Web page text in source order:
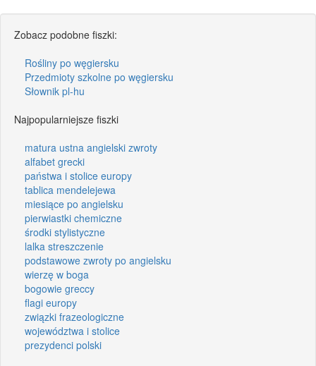
Zobacz podobne fiszki:
Rośliny po węgiersku
Przedmioty szkolne po węgiersku
Słownik pl-hu
Najpopularniejsze fiszki
matura ustna angielski zwroty
alfabet grecki
państwa i stolice europy
tablica mendelejewa
miesiące po angielsku
pierwiastki chemiczne
środki stylistyczne
lalka streszczenie
podstawowe zwroty po angielsku
wierzę w boga
bogowie greccy
flagi europy
związki frazeologiczne
województwa i stolice
prezydenci polski